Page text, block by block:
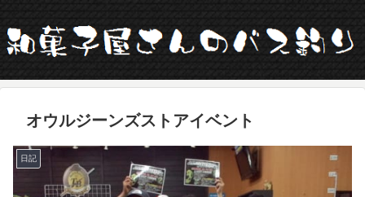
オウルジーンズストアイベント
日記